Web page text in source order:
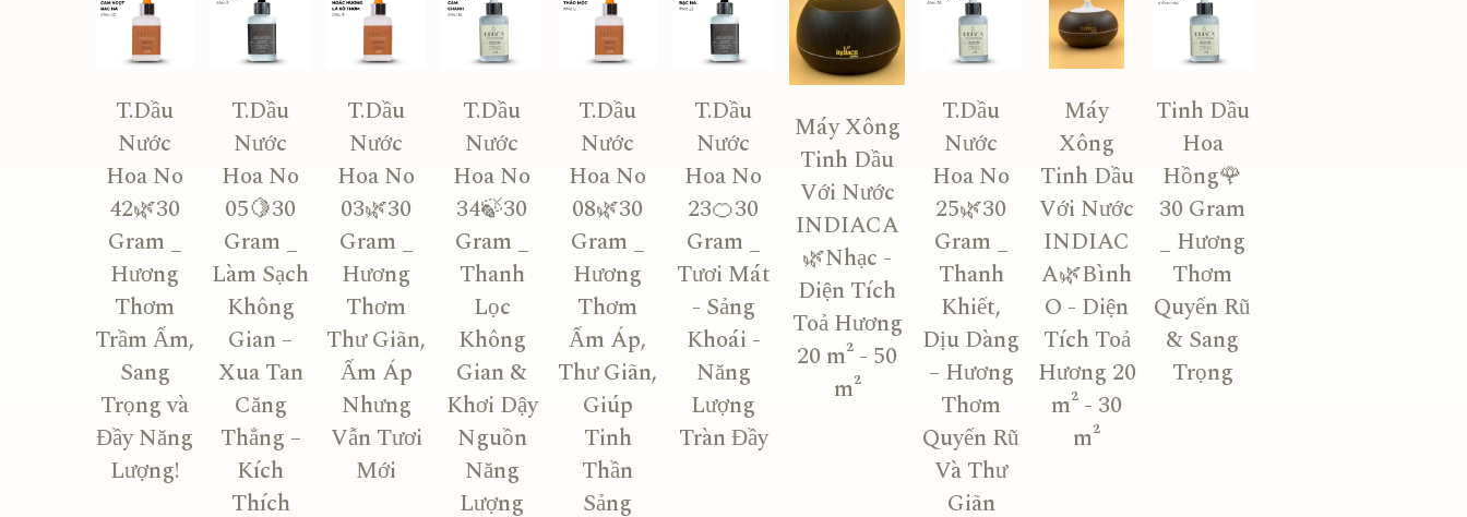
T.Dầu
Nước
Hoa No
42🌿30
Gram _
Hương
Thơm
Trầm Ấm,
Sang
Trọng và
Đầy Năng
Lượng!
T.Dầu
Nước
Hoa No
05🍋30
Gram _
Làm Sạch
Không
Gian –
Xua Tan
Căng
Thẳng –
Kích
Thích
T.Dầu
Nước
Hoa No
03🌿30
Gram _
Hương
Thơm
Thư Giãn,
Ấm Áp
Nhưng
Vẫn Tươi
Mới
T.Dầu
Nước
Hoa No
34🍃30
Gram _
Thanh
Lọc
Không
Gian &
Khơi Dậy
Nguồn
Năng
Lượng
T.Dầu
Nước
Hoa No
08🌿30
Gram _
Hương
Thơm
Ấm Áp,
Thư Giãn,
Giúp
Tinh
Thần
Sảng
T.Dầu
Nước
Hoa No
23🍊30
Gram _
Tươi Mát
- Sảng
Khoái -
Năng
Lượng
Tràn Đầy
Máy Xông
Tinh Dầu
Với Nước
INDIACA
🌿Nhạc -
Diện Tích
Toả Hương
20 m² - 50
m²
T.Dầu
Nước
Hoa No
25🌿30
Gram _
Thanh
Khiết,
Dịu Dàng
– Hương
Thơm
Quyến Rũ
Và Thư
Giãn
Máy
Xông
Tinh Dầu
Với Nước
INDIAC
A🌿Bình
O - Diện
Tích Toả
Hương 20
m² - 30
m²
Tinh Dầu
Hoa
Hồng🌹
30 Gram
_ Hương
Thơm
Quyến Rũ
& Sang
Trọng